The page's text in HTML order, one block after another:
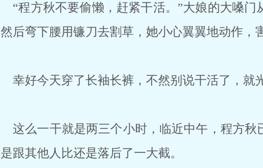
“程方秋不要偷懒，赶紧干活。”大娘的大嗓门
然后弯下腰用镰刀去割草，她小心翼翼地动作，
幸好今天穿了长袖长裤，不然别说干活了，就
这么一干就是两三个小时，临近中午，程方秋
是跟其他人比还是落后了一大截。